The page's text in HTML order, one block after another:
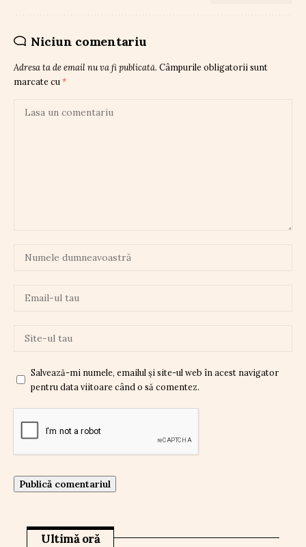
Niciun comentariu
Adresa ta de email nu va fi publicată. Câmpurile obligatorii sunt
marcate cu *
Salvează-mi numele, emailul și site-ul web în acest navigator
pentru data viitoare când o să comentez.
Ultimă oră